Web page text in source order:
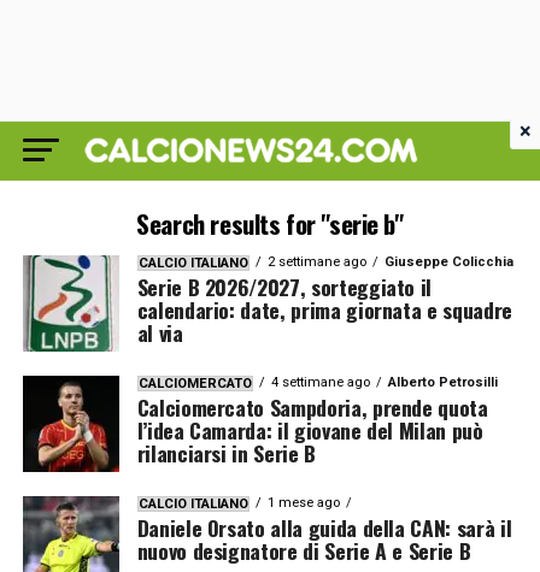
Search results for "serie b"
CALCIO ITALIANO 2 settimane ago Giuseppe Colicchia
Serie B 2026/2027, sorteggiato il
calendario: date, prima giornata e squadre
al via
CALCIOMERCATO 4 settimane ago Alberto Petrosilli
Calciomercato Sampdoria, prende quota
l’idea Camarda: il giovane del Milan può
rilanciarsi in Serie B
CALCIO ITALIANO 1 mese ago
Daniele Orsato alla guida della CAN: sarà il
nuovo designatore di Serie A e Serie B
×